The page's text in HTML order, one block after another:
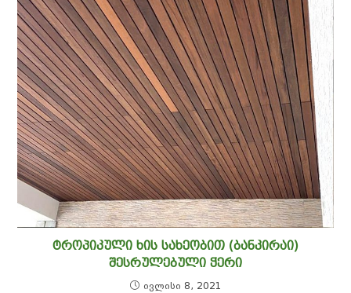
ᲢᲠᲝᲞᲘᲙᲣᲚᲘ ᲮᲘᲡ ᲡᲐᲮᲔᲝᲑᲘᲗ (ᲑᲐᲜᲙᲘᲠᲐᲘ)
ᲨᲔᲡᲠᲣᲚᲔᲑᲣᲚᲘ ᲭᲔᲠᲘ
ივლისი 8, 2021